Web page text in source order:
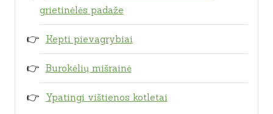
grietinėlės padaže
Kepti pievagrybiai
Burokėlių mišrainė
Ypatingi vištienos kotletai